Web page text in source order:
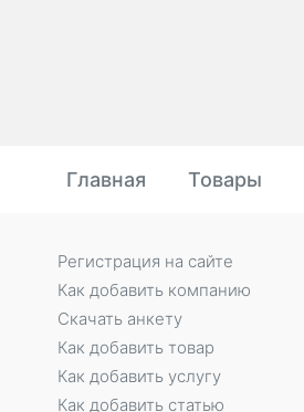
Главная Товары
Регистрация на сайте
Как добавить компанию
Скачать анкету
Как добавить товар
Как добавить услугу
Как добавить статью